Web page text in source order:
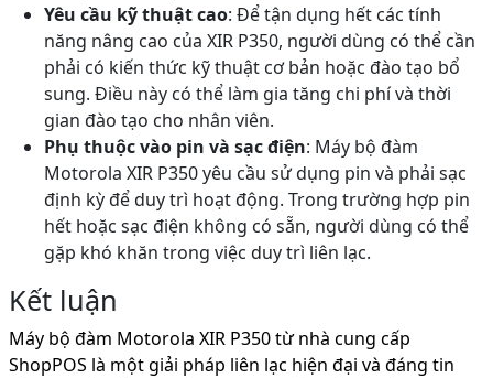
Yêu cầu kỹ thuật cao: Để tận dụng hết các tính
năng nâng cao của XIR P350, người dùng có thể cần
phải có kiến thức kỹ thuật cơ bản hoặc đào tạo bổ
sung. Điều này có thể làm gia tăng chi phí và thời
gian đào tạo cho nhân viên.
Phụ thuộc vào pin và sạc điện: Máy bộ đàm
Motorola XIR P350 yêu cầu sử dụng pin và phải sạc
định kỳ để duy trì hoạt động. Trong trường hợp pin
hết hoặc sạc điện không có sẵn, người dùng có thể
gặp khó khăn trong việc duy trì liên lạc.
Kết luận
Máy bộ đàm Motorola XIR P350 từ nhà cung cấp
ShopPOS là một giải pháp liên lạc hiện đại và đáng tin